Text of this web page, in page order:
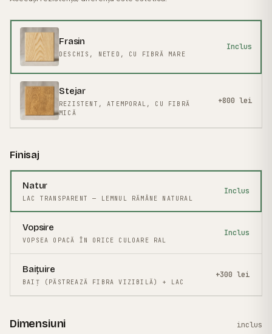
Frasin
DESCHIS, NETED, CU FIBRĂ MARE
Inclus
Stejar
REZISTENT, ATEMPORAL, CU FIBRĂ
MICĂ
+800 lei
Finisaj
Natur
LAC TRANSPARENT — LEMNUL RĂMÂNE NATURAL
Inclus
Vopsire
VOPSEA OPACĂ ÎN ORICE CULOARE RAL
Inclus
Baițuire
BAIȚ (PĂSTREAZĂ FIBRA VIZIBILĂ) + LAC
+300 lei
Dimensiuni inclus